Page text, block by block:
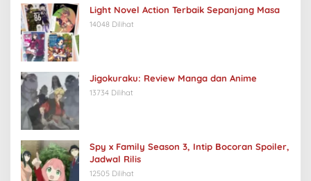
Light Novel Action Terbaik Sepanjang Masa
14048 Dilihat
Jigokuraku: Review Manga dan Anime
13734 Dilihat
Spy x Family Season 3, Intip Bocoran Spoiler,
Jadwal Rilis
12505 Dilihat